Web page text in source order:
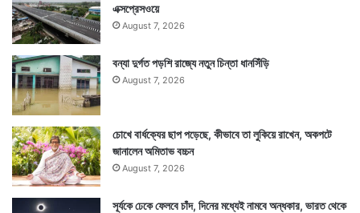
এক্সপ্রেসওয়ে
August 7, 2026
বন্যা দুর্গত পড়শি রাজ্যে নতুন চিন্তা ধানসিঁড়ি
August 7, 2026
চোখে বার্ধক্যের ছাপ পড়েছে, কীভাবে তা লুকিয়ে রাখেন, অকপটে
জানালেন অমিতাভ বচ্চন
August 7, 2026
সূর্যকে ঢেকে ফেলবে চাঁদ, দিনের মধ্যেই নামবে অন্ধকার, ভারত থেকে